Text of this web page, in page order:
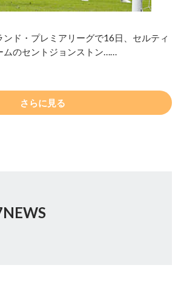
ド・プレミアリーグで16日、セルティ
ムのセントジョンストン……
さらに見る